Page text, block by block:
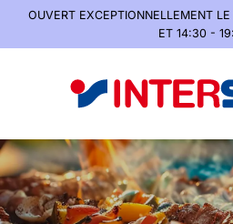
OUVERT EXCEPTIONNELLEMENT
ET 14:30 -